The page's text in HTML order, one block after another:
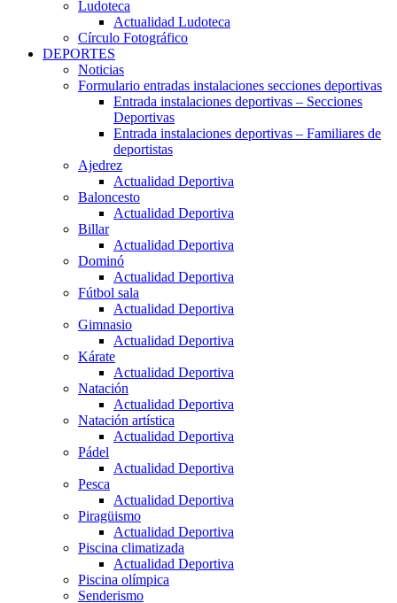
Ludoteca
Actualidad Ludoteca
Círculo Fotográfico
DEPORTES
Noticias
Formulario entradas instalaciones secciones deportivas
Entrada instalaciones deportivas – Secciones
Deportivas
Entrada instalaciones deportivas – Familiares de
deportistas
Ajedrez
Actualidad Deportiva
Baloncesto
Actualidad Deportiva
Billar
Actualidad Deportiva
Dominó
Actualidad Deportiva
Fútbol sala
Actualidad Deportiva
Gimnasio
Actualidad Deportiva
Kárate
Actualidad Deportiva
Natación
Actualidad Deportiva
Natación artística
Actualidad Deportiva
Pádel
Actualidad Deportiva
Pesca
Actualidad Deportiva
Piragüismo
Actualidad Deportiva
Piscina climatizada
Actualidad Deportiva
Piscina olímpica
Senderismo